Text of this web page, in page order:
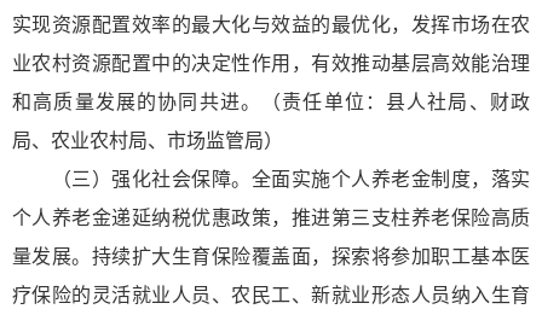
实现资源配置效率的最大化与效益的最优化，发挥市场在农
业农村资源配置中的决定性作用，有效推动基层高效能治理
和高质量发展的协同共进。（责任单位：县人社局、财政
局、农业农村局、市场监管局）
（三）强化社会保障。全面实施个人养老金制度，落实
个人养老金递延纳税优惠政策，推进第三支柱养老保险高质
量发展。持续扩大生育保险覆盖面，探索将参加职工基本医
疗保险的灵活就业人员、农民工、新就业形态人员纳入生育